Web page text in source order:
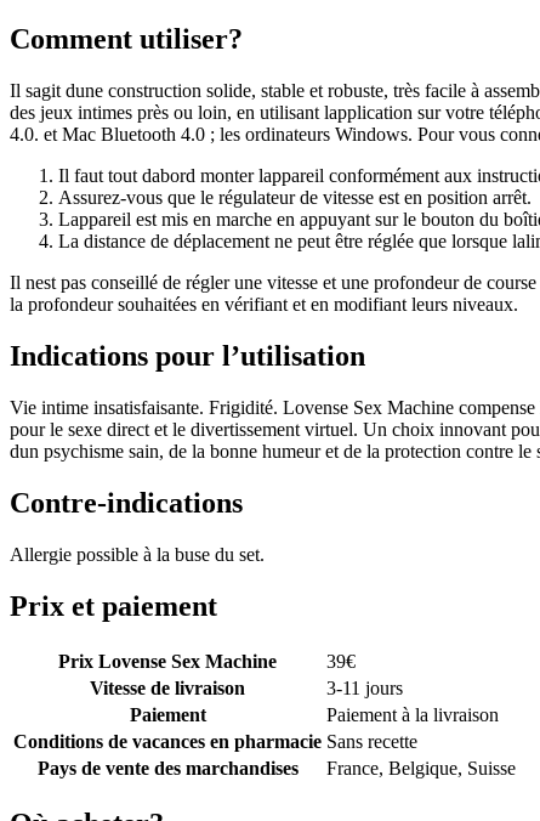
Comment utiliser?
Il sagit dune construction solide, stable et robuste, très facile à
des jeux intimes près ou loin, en utilisant lapplication sur votre
4.0. et Mac Bluetooth 4.0 ; les ordinateurs Windows. Pour vous
Il faut tout dabord monter lappareil conformément aux
Assurez-vous que le régulateur de vitesse est en position arrêt.
Lappareil est mis en marche en appuyant sur le bouton du
La distance de déplacement ne peut être réglée que lorsque
Il nest pas conseillé de régler une vitesse et une profondeur de
la profondeur souhaitées en vérifiant et en modifiant leurs niveaux.
Indications pour l’utilisation
Vie intime insatisfaisante. Frigidité. Lovense Sex Machine
pour le sexe direct et le divertissement virtuel. Un choix innovant
dun psychisme sain, de la bonne humeur et de la protection contre le
Contre-indications
Allergie possible à la buse du set.
Prix et paiement
Prix Lovense Sex Machine 39€
Vitesse de livraison
3-11 jours
Paiement
Paiement à la livraison
Conditions de vacances en pharmacie Sans recette
Pays de vente des marchandises
France, Belgique, Suisse